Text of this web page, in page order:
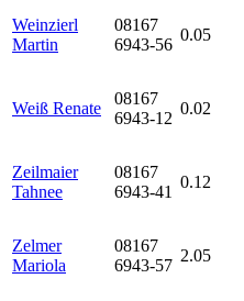
Weinzierl
Martin
08167
6943-56
0.05
Weiß Renate
08167
6943-12
0.02
Zeilmaier
Tahnee
08167
6943-41
0.12
Zelmer
Mariola
08167
6943-57
2.05